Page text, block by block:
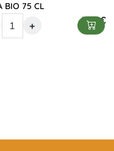
BIO 75 CL
7,90€
+